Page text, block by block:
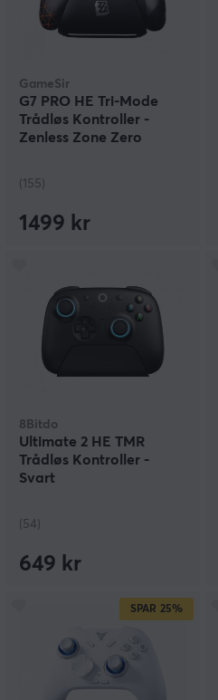
GameSir
G7 PRO HE Tri-Mode
Trådløs Kontroller -
Zenless Zone Zero
(155)
1499 kr
8Bitdo
Ultimate 2 HE TMR
Trådløs Kontroller -
Svart
(54)
649 kr
SPAR 25%